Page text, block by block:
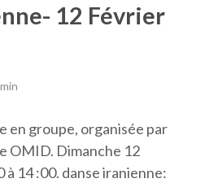
12 Février
en groupe, organisée par
OMID. Dimanche 12
à 14 :00. danse iranienne: